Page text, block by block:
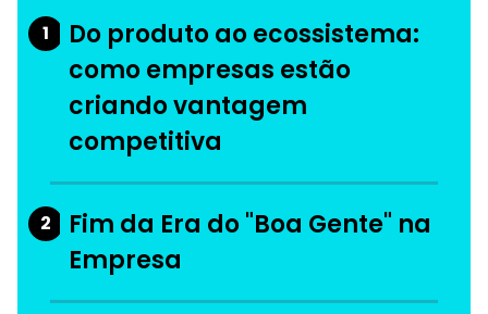
1
Do produto ao ecossistema:
como empresas estão
criando vantagem
competitiva
2
Fim da Era do "Boa Gente" na
Empresa